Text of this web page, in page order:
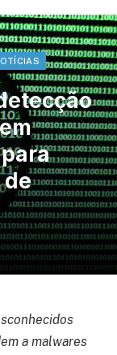
de
a malwares